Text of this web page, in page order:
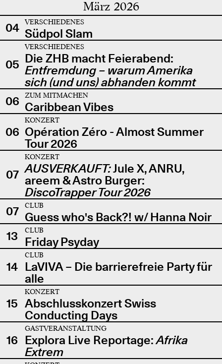
März 2026
04 VERSCHIEDENES
Südpol Slam
05
VERSCHIEDENES
Die ZHB macht Feierabend:
Entfremdung – warum Amerika
sich (und uns) abhanden kommt
06
ZUM MITMACHEN
Caribbean Vibes
06
KONZERT
Opération Zéro - Almost Summer
Tour 2026
07
KONZERT
AUSVERKAUFT:Jule X, ANRU,
areem & Astro Burger:
DiscoTrapper Tour 2026
07
CLUB
Guess who's Back?! w/ Hanna Noir
13
CLUB
Friday Psyday
14
CLUB
LaVIVA – Die barrierefreie Party für
alle
15
KONZERT
Abschlusskonzert Swiss
Conducting Days
16
GASTVERANSTALTUNG
Explora Live Reportage:Afrika
Extrem